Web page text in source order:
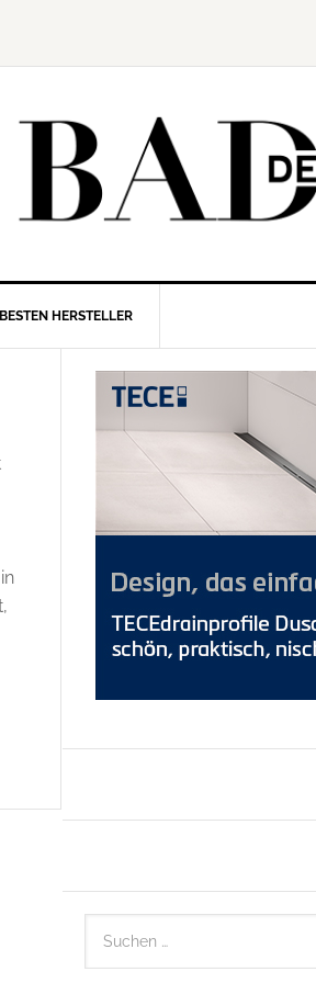
HERSTELLER